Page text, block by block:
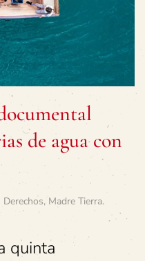
de agua con
Derechos, Madre Tierra.
quinta